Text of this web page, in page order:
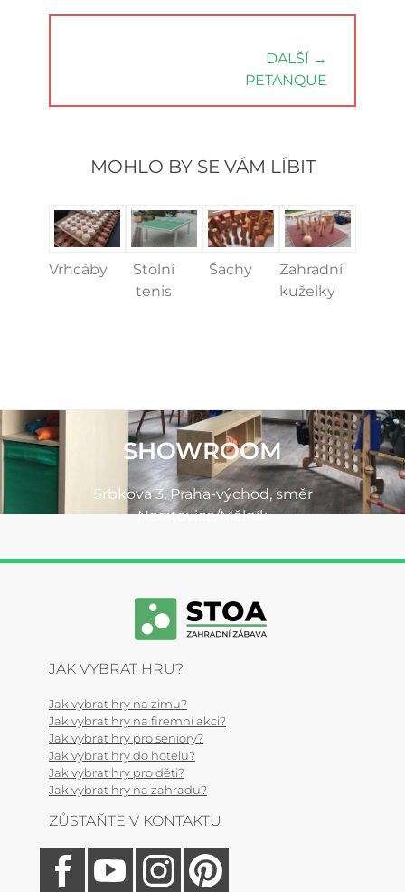
DALŠÍ →
POST:
PETANQUE
MOHLO BY SE VÁM LÍBIT
Vrhcáby
Stolní
tenis
Šachy
Zahradní
kuželky
SHOWROOM
Srbkova 3, Praha-východ, směr
Neratovice/Mělník
JAK VYBRAT HRU?
Jak vybrat hry na zimu?
Jak vybrat hry na firemní akci?
Jak vybrat hry pro seniory?
Jak vybrat hry do hotelu?
Jak vybrat hry pro děti?
Jak vybrat hry na zahradu?
ZŮSTAŇTE V KONTAKTU